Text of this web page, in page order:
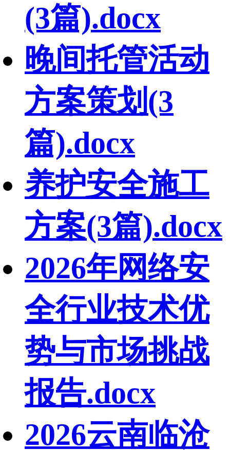
(3篇).docx
晚间托管活动
方案策划(3
篇).docx
养护安全施工
方案(3篇).docx
2026年网络安
全行业技术优
势与市场挑战
报告.docx
2026云南临沧